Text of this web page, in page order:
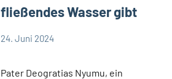
fließendes Wasser gibt
24. Juni 2024
Pater Deogratias Nyumu, ein